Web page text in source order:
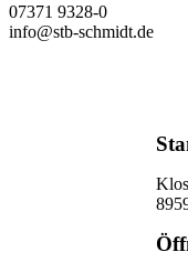
07371 9328-0
info@stb-schmidt.de